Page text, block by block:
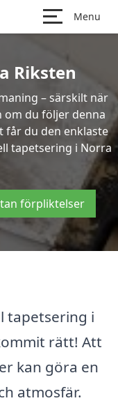
Menu
Riksten
– särskilt när
om du följer denna
får du den enklaste
tapetsering i Norra
förpliktelser
tapetsering i
rätt! Att
kan göra en
atmosfär.